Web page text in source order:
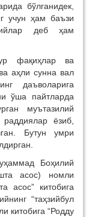
бўлганидек,
учун ҳам баъзи
деб ҳам
фақиҳлар ва
аҳли сунна вал
даъволарига
ўша пайтларда
муътазилий
ёзиб,
Бутун умри
Боҳилий
асос) номли
асос” китобига
“таҳзийбул
китобига “Родду